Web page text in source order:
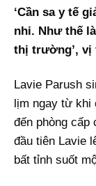
‘Cần sa y tế
nhi. Như thế
thị trường’, vị
Lavie Parush
lịm ngay từ khi
đến phòng cấp
đầu tiên Lavie
bất tỉnh suốt